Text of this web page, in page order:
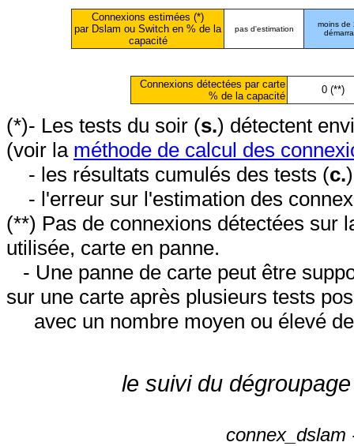
Connexions estimées (*)
par Dslam ou Switch en % de la
capacité
pas d'estimation
moins de
Connexions détectées par carte
% de la capacité
0 (**)
(*)- Les tests du soir (s.) détectent
(voir la méthode de calcul des
- les résultats cumulés des tests (c.
- l'erreur sur l'estimation des
(**) Pas de connexions détectées sur
utilisée, carte en panne.
- Une panne de carte peut être
sur une carte après plusieurs tests
avec un nombre moyen ou élevé
le suivi du
connex_dslam